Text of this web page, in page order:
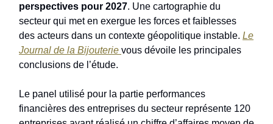
perspectives pour 2027. Une cartographie du
secteur qui met en exergue les forces et faiblesses
des acteurs dans un contexte géopolitique instable. Le
Journal de la Bijouterie vous dévoile les principales
conclusions de l’étude.
Le panel utilisé pour la partie performances
financières des entreprises du secteur représente 120